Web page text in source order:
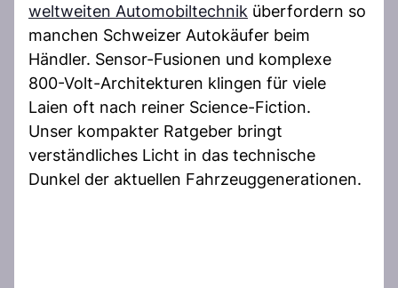
weltweiten Automobiltechnik überfordern so
manchen Schweizer Autokäufer beim
Händler. Sensor-Fusionen und komplexe
800-Volt-Architekturen klingen für viele
Laien oft nach reiner Science-Fiction.
Unser kompakter Ratgeber bringt
verständliches Licht in das technische
Dunkel der aktuellen Fahrzeuggenerationen.